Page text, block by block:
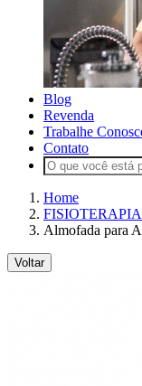
Blog
Revenda
Trabalhe
Contato
Home
FISIOTERAPIA
Almofada para
Voltar